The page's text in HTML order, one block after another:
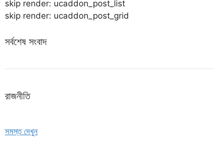
skip render: ucaddon_post_list
skip render: ucaddon_post_grid
সর্বশেষ সংবাদ
রাজনীতি
সমস্ত দেখুন